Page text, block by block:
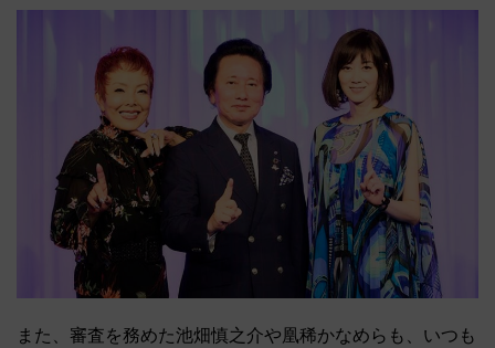
また、審査を務めた池畑慎之介や凰稀かなめらも、いつも